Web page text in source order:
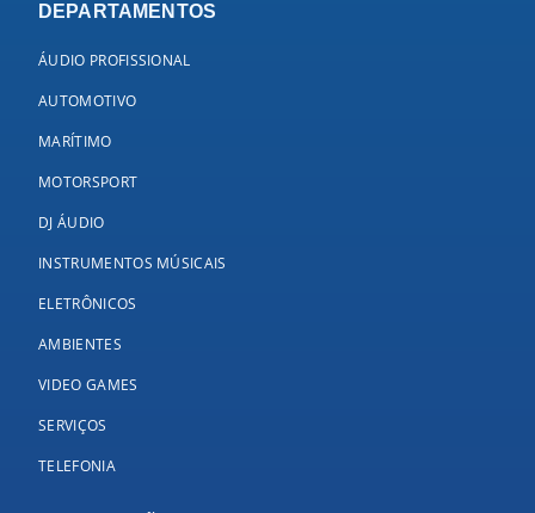
DEPARTAMENTOS
ÁUDIO PROFISSIONAL
AUTOMOTIVO
MARÍTIMO
MOTORSPORT
DJ ÁUDIO
INSTRUMENTOS MÚSICAIS
ELETRÔNICOS
AMBIENTES
VIDEO GAMES
SERVIÇOS
TELEFONIA